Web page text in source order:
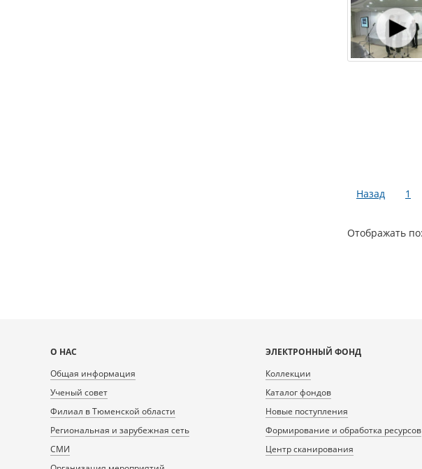
Страницы
Назад 1
Отображать по
Карта
сайта
О НАС
Общая информация
Ученый совет
Филиал в Тюменской области
Региональная и зарубежная сеть
СМИ
ЭЛЕКТРОННЫЙ ФОНД
Коллекции
Каталог фондов
Новые поступления
Формирование и обработка ресурсов
Центр сканирования